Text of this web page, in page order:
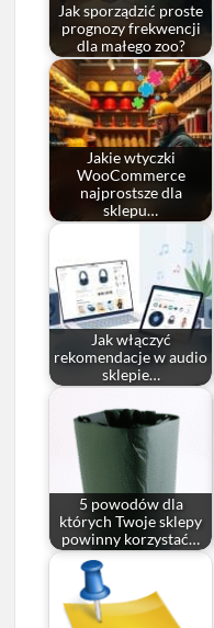
Jak sporządzić proste
prognozy frekwencji
dla małego zoo?
Jakie wtyczki
WooCommerce
najprostsze dla
sklepu…
Jak włączyć
rekomendacje w audio
sklepie…
5 powodów dla
których Twoje sklepy
powinny korzystać…